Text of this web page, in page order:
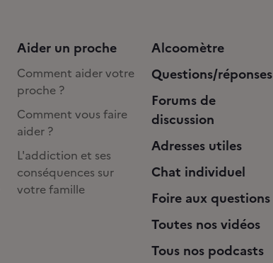
Aider un proche
Comment aider votre
proche ?
Comment vous faire
aider ?
L'addiction et ses
conséquences sur
votre famille
Alcoomètre
Questions/réponses
Forums de
discussion
Adresses utiles
Chat individuel
Foire aux questions
Toutes nos vidéos
Tous nos podcasts